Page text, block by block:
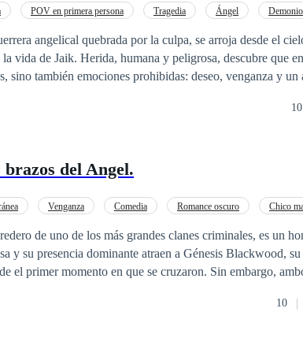
levam a cogitar que Angelina
pode ser a peça chave para descobrir que sua vida atual
contém violência, cenas de sexo explícito, abuso de
gênero romance sombrio, ficção e não
POV en primera persona Tragedia Ángel Demonio
angelical quebrada por la culpa, se arroja desde el
vida de Jaik. Herida, humana y peligrosa, descubre que
sino también emociones prohibidas: deseo, venganza y un
despertar… o el infierno que quiere poseerla. Un ángel caído. Un humano
10
del Angel.
Venganza Comedia Romance oscuro Chico
de uno de los más grandes clanes criminales, es un
y su presencia dominante atraen a Génesis Blackwood,
en que se cruzaron. Sin embargo, ambos saben que una relación
marcha atrás. A pesar de sus esfuerzos por resistirse, la atracción
10